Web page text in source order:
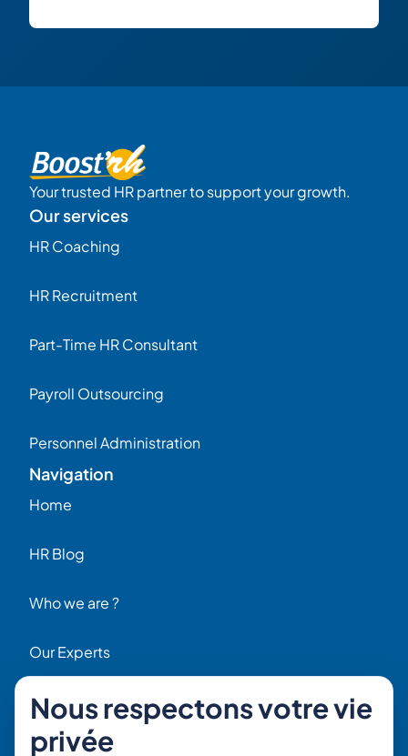
Your trusted HR partner to support your growth.
Our services
HR Coaching
HR Recruitment
Part-Time HR Consultant
Payroll Outsourcing
Personnel Administration
Navigation
Home
HR Blog
Who we are ?
Our Experts
HR Job Offers
Contact
Nous respectons votre vie
privée